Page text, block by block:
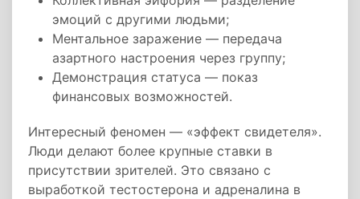
эмоций с другими людьми;
Ментальное заражение — передача
азартного настроения через группу;
Демонстрация статуса — показ
финансовых возможностей.
Интересный феномен — «эффект свидетеля».
Люди делают более крупные ставки в
присутствии зрителей. Это связано с
выработкой тестостерона и адреналина в